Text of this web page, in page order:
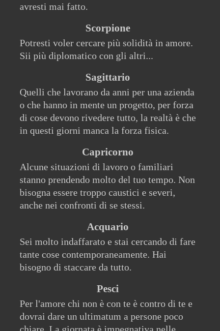
avresti mai fatto.
Scorpione
Potresti voler cercare più solidità in amore.
Sii più diplomatico con gli altri...
Sagittario
Quelli che lavorano da anni per una azienda
o che hanno in mente un progetto, per forza
di cose devono rivedere tutto, la realtà è che
in questi giorni manca la forza fisica.
Capricorno
Alcune situazioni di lavoro o familiari
stanno prendendo molto del tuo tempo. Non
bisogna essere troppo caustici e severi,
anche nei confronti di se stessi.
Acquario
Sei molto indaffarato e stai cercando di fare
tante cose contemporaneamente. Hai
bisogno di staccare da tutto.
Pesci
Per l'amore chi non è con te è contro di te e
dovrai dare un ultimatum a persone poco